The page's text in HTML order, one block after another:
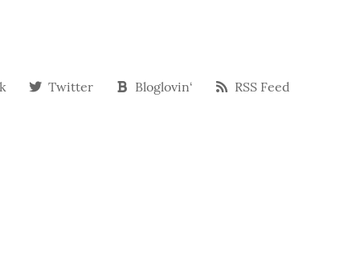
Twitter Bloglovin‘ RSS Feed